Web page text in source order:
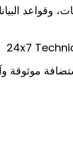
وقواعد
24x7